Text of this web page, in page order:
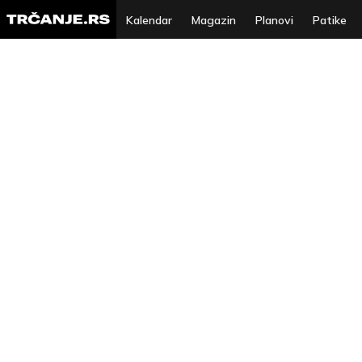
Kalendar Magazin Planovi Patike